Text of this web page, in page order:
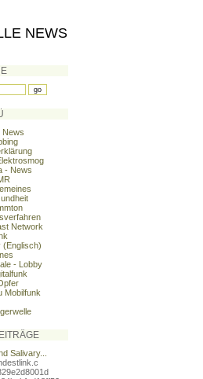
NEWS
News
- News
Network
(Englisch)
- Lobby
Mobilfunk
Salivary...